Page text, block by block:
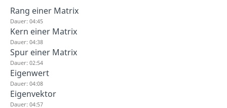
Rang einer Matrix
Dauer: 04:45
Kern einer Matrix
Dauer: 04:38
Spur einer Matrix
Dauer: 02:54
Eigenwert
Dauer: 04:08
Eigenvektor
Dauer: 04:57